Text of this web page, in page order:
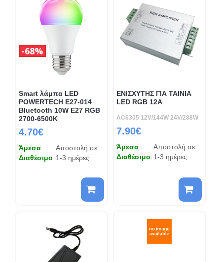
Smart λάμπα LED
POWERTECH E27-014
Bluetooth 10W E27 RGB
2700-6500K
4.70€
68%
Άμεσα
Διαθέσιμο
Αποστολή σε
1-3 ημέρες
ΕΝΙΣΧΥΤΗΣ ΓΙΑ ΤΑΙΝΙΑ
LED RGB 12A
AC6305 12V/144W 24V/288W
7.90€
Άμεσα
Διαθέσιμο
Αποστολή σε
1-3 ημέρες